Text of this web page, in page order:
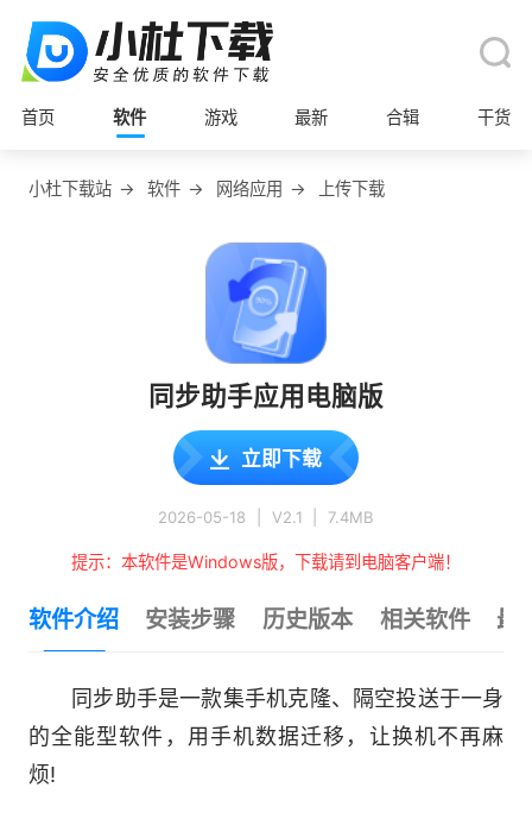
首页 软件 游戏 最新 合辑 干货
小杜下载站 → 软件 → 网络应用 → 上传下载
同步助手应用电脑版
立即下载
2026-05-18 V2.1 7.4MB
提示：本软件是Windows版，下载请到电脑客户端！
软件介绍 安装步骤 历史版本 相关软件 最
同步助手是一款集手机克隆、隔空投送于一身
的全能型软件，用手机数据迁移，让换机不再麻
烦!